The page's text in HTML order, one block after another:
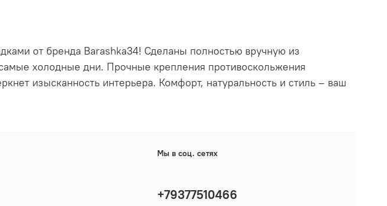
от бренда Barashka34! Сделаны полностью вручную из
холодные дни. Прочные крепления противоскольжения
изысканность интерьера. Комфорт, натуральность и стиль – ваш
Мы в соц. сетях
+79377510466